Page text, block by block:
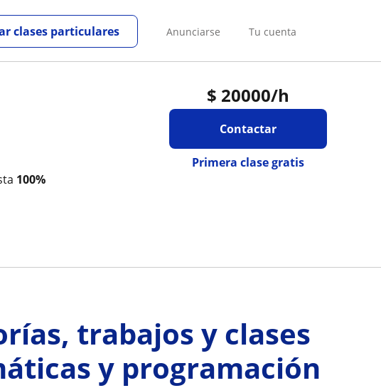
Anunciarse Tu cuenta
clases particulares
$ 20000/h
Contactar
Primera clase gratis
100%
trabajos y clases
y programación